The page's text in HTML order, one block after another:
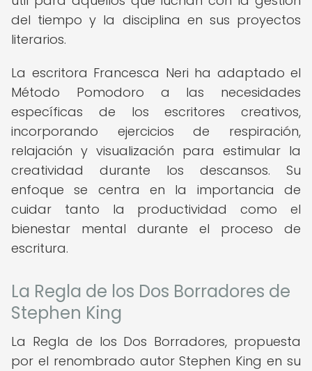
del tiempo y la disciplina en sus proyectos
literarios.
La escritora Francesca Neri ha adaptado el
Método Pomodoro a las necesidades
específicas de los escritores creativos,
incorporando ejercicios de respiración,
relajación y visualización para estimular la
creatividad durante los descansos. Su
enfoque se centra en la importancia de
cuidar tanto la productividad como el
bienestar mental durante el proceso de
escritura.
La Regla de los Dos Borradores de
Stephen King
La Regla de los Dos Borradores, propuesta
por el renombrado autor Stephen King en su